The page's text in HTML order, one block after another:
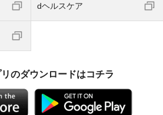
dヘルスケア
のダウンロードはコチラ